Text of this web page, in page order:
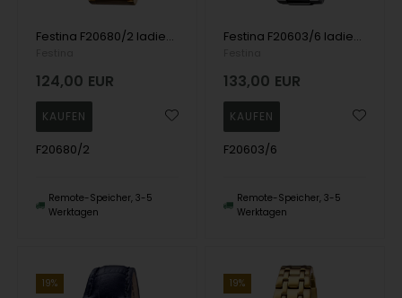
Festina F20680/2 ladies watch 29mm 5ATM
124,00 EUR
F20680/2
Remote-Speicher, 3-5
Werktagen
Festina F20603/6 ladies watch Boyfriend Chronograph 39mm 10ATM
133,00 EUR
F20603/6
Remote-Speicher, 3-5
Werktagen
19% 19%